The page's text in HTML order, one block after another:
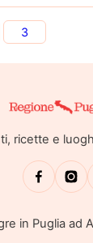
3
ricette e
in Puglia ad